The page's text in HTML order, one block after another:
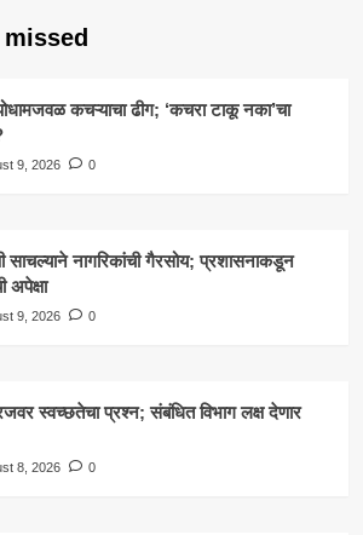
कचऱ्याचा ढीग; ‘कचरा टाकू नका’चा
9, 2026 0
साचल्याने नागरिकांची गैरसोय; प्रशासनाकडून
अपेक्षा
9, 2026 0
स्वच्छतेचा प्रश्न; संबंधित विभाग लक्ष देणार
8, 2026 0